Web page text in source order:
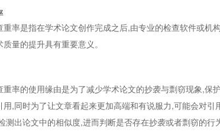
重率是指在学术论文创作完成之后,由专业的检查软件或
量的提升具有重要意义。
重率的使用缘由是为了减少学术论文的抄袭与剽窃现象,
用,同时为了让文章看起来更加高端和有说服力,可能会对
测出论文中的相似度,进而判断是否存在抄袭或者剽窃的行